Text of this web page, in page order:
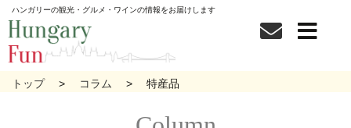
ハンガリーの観光・グルメ・ワインの情報をお届けします
トップ コラム 特産品